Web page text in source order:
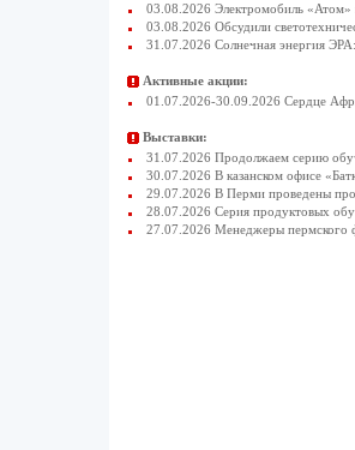
03.08.2026 Электромобиль «Атом»
03.08.2026 Обсудили
31.07.2026 Солнечная энергия
Активные акции:
01.07.2026-30.09.2026 Сердце
Выставки:
31.07.2026 Продолжаем серию
30.07.2026 В казанском офисе
29.07.2026 В Перми проведены
28.07.2026 Серия продуктовых
27.07.2026 Менеджеры пермского